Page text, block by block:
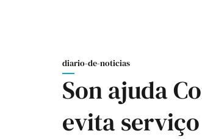
diario-de-noticias
Son ajuda
evita